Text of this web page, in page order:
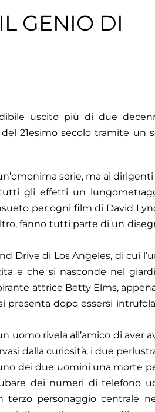
GENIO DI
uscito più di due
21esimo secolo tramite un
serie, ma ai
gli effetti un
per ogni film di David
fanno tutti parte di un
Drive di Los Angeles, di cui
e che si nasconde nel
attrice Betty Elms,
dopo essersi
uomo rivela all’amico di aver
dalla curiosità, i due
dei due uomini una morte
dei numeri di telefono
personaggio centrale